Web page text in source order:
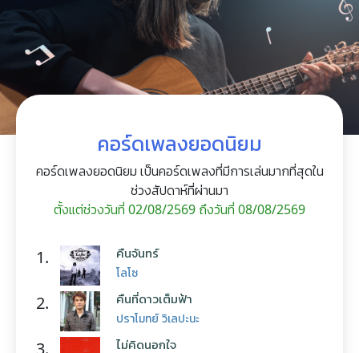
คอร์ดเพลงยอดนิยม
คอร์ดเพลงยอดนิยม เป็นคอร์ดเพลงที่มีการเล่นมากที่สุดใน
ช่วงสัปดาห์ที่ผ่านมา
ตั้งแต่ช่วงวันที่ 02/08/2569 ถึงวันที่ 08/08/2569
1. คืนจันทร์
โลโซ
2. คืนที่ดาวเต็มฟ้า
ปราโมทย์ วิเลปะนะ
ไม่คิดนอกใจ